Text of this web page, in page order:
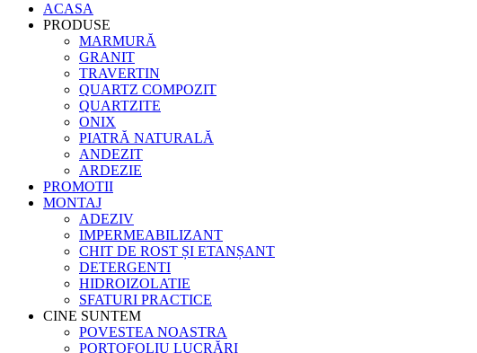
ACASA
PRODUSE
MARMURĂ
GRANIT
TRAVERTIN
QUARTZ COMPOZIT
QUARTZITE
ONIX
PIATRĂ NATURALĂ
ANDEZIT
ARDEZIE
PROMOTII
MONTAJ
ADEZIV
IMPERMEABILIZANT
CHIT DE ROST ȘI ETANȘANT
DETERGENTI
HIDROIZOLATIE
SFATURI PRACTICE
CINE SUNTEM
POVESTEA NOASTRA
PORTOFOLIU LUCRĂRI